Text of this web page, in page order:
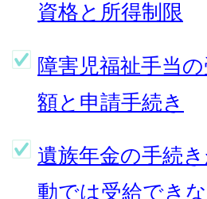
資格と所得制限
障害児福祉手当
額と申請手続き
遺族年金の手続
動では受給でき